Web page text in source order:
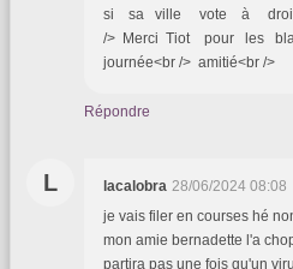
si sa ville vote à droite
/> Merci Tiot pour les
journée<br /> amitié<br />
Répondre
L lacalobra 28/06/2024 08:08
je vais filer en courses hé
mon amie bernadette l'a
partira pas une fois qu'un